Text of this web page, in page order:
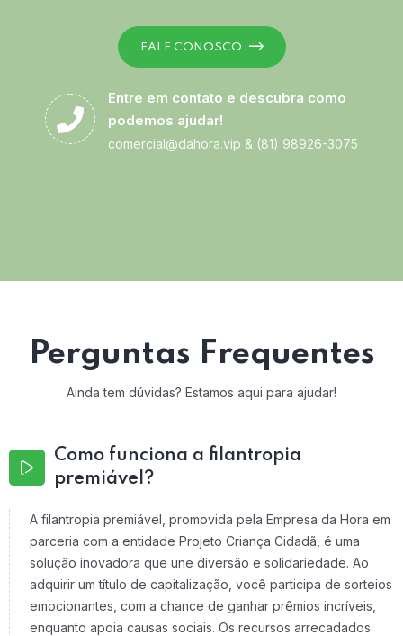
FALE CONOSCO
Entre em contato e descubra como
podemos ajudar!
comercial@dahora.vip & (81) 98926-3075
Perguntas Frequentes
Ainda tem dúvidas? Estamos aqui para ajudar!
Como funciona a filantropia
premiável?
A filantropia premiável, promovida pela Empresa da Hora em
parceria com a entidade Projeto Criança Cidadã, é uma
solução inovadora que une diversão e solidariedade. Ao
adquirir um título de capitalização, você participa de sorteios
emocionantes, com a chance de ganhar prêmios incríveis,
enquanto apoia causas sociais. Os recursos arrecadados